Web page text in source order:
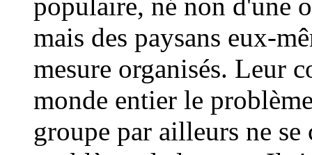
mais des paysans eux-
mesure organisés. Leur
monde entier le
groupe par ailleurs ne se